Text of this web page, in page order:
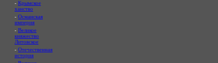
- Крымское
ханство
- Османская
империя
- Великое
княжество
Литовское
- Отечественная
история